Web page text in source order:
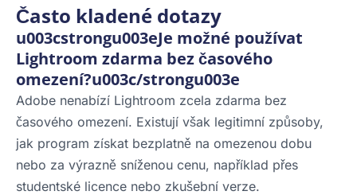
Často kladené dotazy
u003cstrongu003eJe možné používat
Lightroom zdarma bez časového
omezení?u003c/strongu003e
Adobe nenabízí Lightroom zcela zdarma bez
časového omezení. Existují však legitimní způsoby,
jak program získat bezplatně na omezenou dobu
nebo za výrazně sníženou cenu, například přes
studentské licence nebo zkušební verze.